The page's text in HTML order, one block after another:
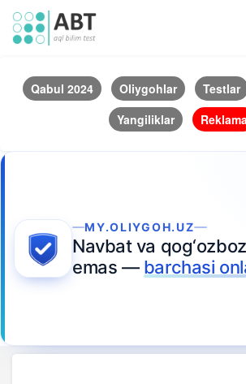
Qabul 2024 Oliygohlar Testlar
Yangiliklar
MY.OLIYGOH.UZ
Navbat va
emas — barchasi